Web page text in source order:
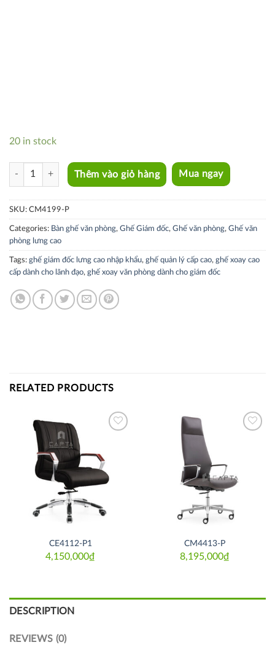
20 in stock
CM4199-P quantity
Thêm vào giỏ hàng Mua ngay
SKU: CM4199-P
Categories: Bàn ghế văn phòng, Ghế Giám đốc, Ghế văn phòng, Ghế văn
phòng lưng cao
Tags: ghế giám đốc lưng cao nhập khẩu, ghế quản lý cấp cao, ghế xoay cao
cấp dành cho lãnh đạo, ghế xoay văn phòng dành cho giám đốc
RELATED PRODUCTS
CE4112-P1
4,150,000₫
CM4413-P
8,195,000₫
DESCRIPTION
REVIEWS (0)